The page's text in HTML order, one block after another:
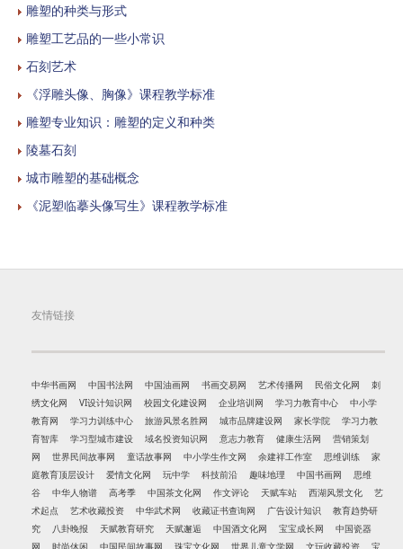
雕塑的种类与形式
雕塑工艺品的一些小常识
石刻艺术
《浮雕头像、胸像》课程教学标准
雕塑专业知识：雕塑的定义和种类
陵墓石刻
城市雕塑的基础概念
《泥塑临摹头像写生》课程教学标准
友情链接
中华书画网 中国书法网 中国油画网 书画交易网 艺术传播网 民俗文化网
刺
绣文化网
VI设计知识网 校园文化建设网 企业培训网 学习力教育中心
中小学
教育网
学习力训练中心 旅游风景名胜网 城市品牌建设网 家长学院
学习力教
育智库
学习型城市建设 域名投资知识网 意志力教育 健康生活网
营销策划
网
世界民间故事网 童话故事网 中小学生作文网 余建祥工作室 思维训练
家
庭教育顶层设计
爱情文化网 玩中学 科技前沿 趣味地理 中国书画网
思维
谷
中华人物谱 高考季 中国茶文化网 作文评论 天赋车站 西湖风景文化
艺
术起点
艺术收藏投资 中华武术网 收藏证书查询网 广告设计知识
教育趋势研
究
八卦晚报 天赋教育研究 天赋邂逅 中国酒文化网 宝宝成长网
中国瓷器
网
时尚休闲 中国民间故事网 珠宝文化网 世界儿童文学网 文玩收藏投资 宝